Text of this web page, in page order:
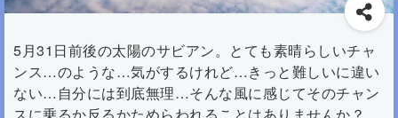
5月31日前後の太陽のサビアン。とても素晴らしいチャ
ンス…のような…気がするけれど…きっと難しいに違い
ない…自分には到底無理…そんな風に感じてそのチャン